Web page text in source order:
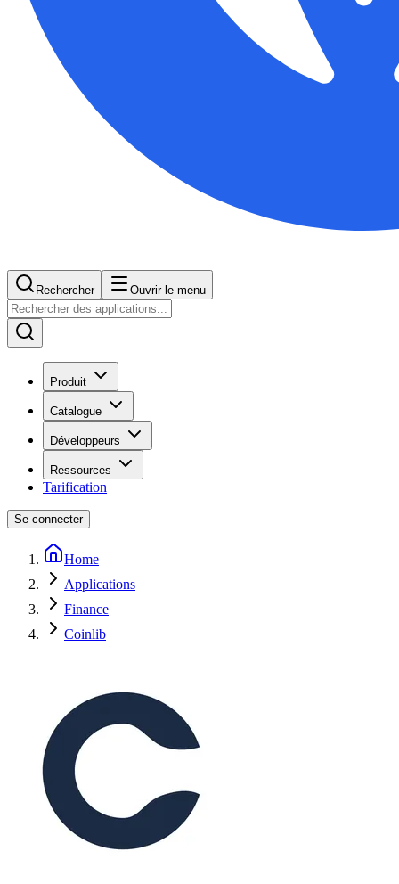
Rechercher Ouvrir le menu
Produit
Catalogue
Développeurs
Ressources
Tarification
Se connecter
Home
Applications
Finance
Coinlib